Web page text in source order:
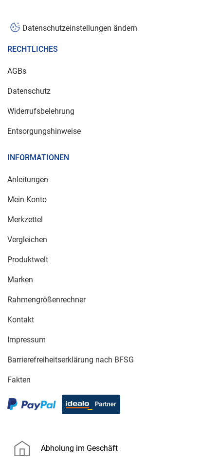
Datenschutzeinstellungen ändern
RECHTLICHES
AGBs
Datenschutz
Widerrufsbelehrung
Entsorgungshinweise
INFORMATIONEN
Anleitungen
Mein Konto
Merkzettel
Vergleichen
Produktwelt
Marken
Rahmengrößenrechner
Kontakt
Impressum
Barrierefreiheitserklärung nach BFSG
Fakten
Abholung im Geschäft